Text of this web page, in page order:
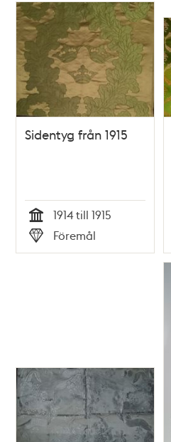
Sidentyg från 1915
Tid
1914 till 1915
Typ
Föremål